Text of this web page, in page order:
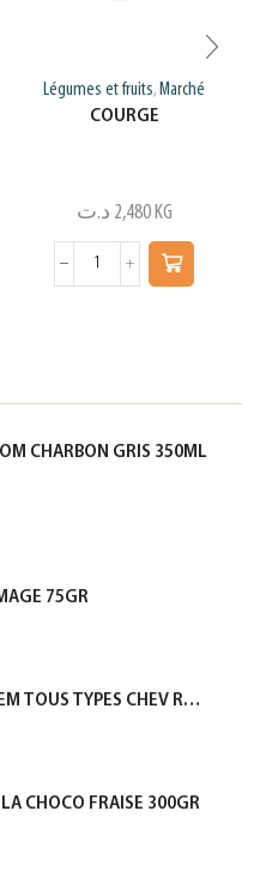
Légumes et fruits, Marché
COURGE
2,480 د.ت KG
CHARBON GRIS 350ML
75GR
LILAS SHAMP EXT FEM TOUS TYPES CHEV ROSE 350ML
CHOCO FRAISE 300GR